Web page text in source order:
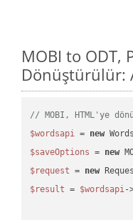
MOBI to ODT,
Dönüştürülür:
// MOBI, HTML'ye
$wordsapi = new
$saveOptions = new
$request = new
$result = $wordsapi-